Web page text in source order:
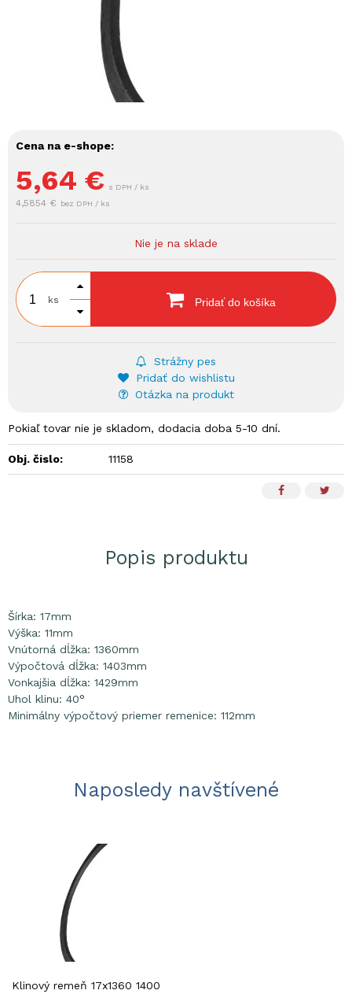
Cena na e-shope:
5,64 € s DPH / ks
4,5854 € bez DPH / ks
Nie je na sklade
ks Pridať do košíka
Strážny pes
Pridať do wishlistu
Otázka na produkt
Pokiaľ tovar nie je skladom, dodacia doba 5-10 dní.
Obj. čislo: 11158
Popis produktu
Šírka: 17mm
Výška: 11mm
Vnútorná dĺžka: 1360mm
Výpočtová dĺžka: 1403mm
Vonkajšia dĺžka: 1429mm
Uhol klinu: 40°
Minimálny výpočtový priemer remenice: 112mm
Naposledy navštívené
Klinový remeň 17x1360 1400